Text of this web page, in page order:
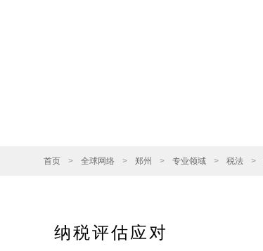
首页 > 全球网络 > 郑州 > 专业领域 > 税法 >
纳税评估应对